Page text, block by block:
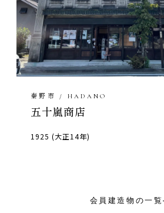
秦野市 / HADANO
五十嵐商店
1925 (大正14年)
会員建造物の一覧